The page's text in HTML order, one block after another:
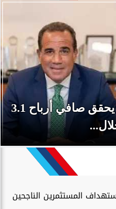
يتفقد استئناف أعمال
في أسوان...
المستثمرين الناجحين